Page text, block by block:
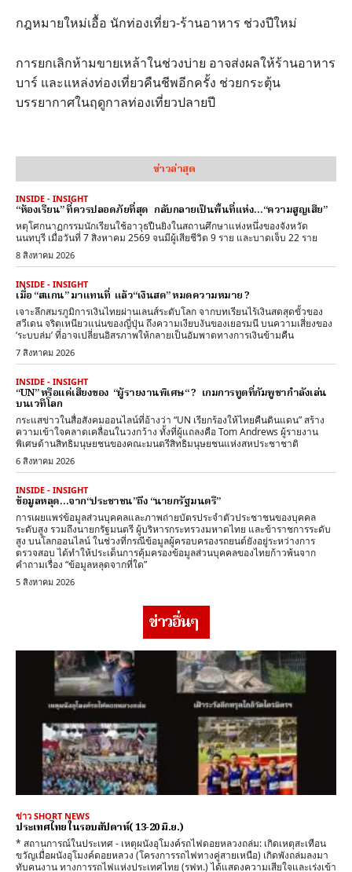
กฎหมายใหม่เอื้อ นักท่องเที่ยว-ร้านอาหาร ช่วงปีใหม่
การยกเลิกห้ามขายเหล้าในช่วงบ่าย อาจส่งผลให้ร้านอาหาร
บาร์ และแหล่งท่องเที่ยวคืนชีพอีกครั้ง ช่วยกระตุ้น
บรรยากาศในฤดูกาลท่องเที่ยวปลายปี
ข่าวล่าสุด
INSIDE - INSIGHT
“ห้องเรียน” ที่ควรปลอดภัยที่สุด กลับกลายเป็นพื้นที่แห่ง…“ความสูญเสีย”
หตุโศกนาฏกรรมนักเรียนใช้อาวุธปืนยิงในสถานศึกษาแห่งหนึ่งของจังหวัด
นนทบุรี เมื่อวันที่ 7 สิงหาคม 2569 จนมีผู้เสียชีวิต 9 ราย และบาดเจ็บ 22 ราย
8 สิงหาคม 2026
INSIDE - INSIGHT
เมื่อ “สแกน” มาแทนที่ แล้ว“เงินสด” หมดความหมาย ?
เจาะลึกสมรภูมิการเงินไทยผ่านเลนส์ระดับโลก จากบทเรียนไร้เงินสดสุดขั้วของ
สวีเดน จริตเหนียวแน่นของญี่ปุ่น ถึงความเงียบงันของเยอรมนี บนความเสี่ยงของ
‘ระบบล่ม’ ที่อาจเปลี่ยนอิสรภาพให้กลายเป็นอัมพาตทางการเงินข้ามคืน
7 สิงหาคม 2026
INSIDE - INSIGHT
“UN” หรือแค่เสียงของ “ผู้รายงานพิเศษ“ ? เกมการทูตที่กัมพูชากำลังเล่น
บนเวทีโลก
กระแสข่าวในสื่อสังคมออนไลน์ที่อ้างว่า “UN เรียกร้องให้ไทยคืนดินแดน” สร้าง
ความเข้าใจคลาดเคลื่อนในวงกว้าง ทั้งที่ผู้แถลงคือ Tom Andrews ผู้รายงาน
พิเศษด้านสิทธิมนุษยชนของคณะมนตรีสิทธิมนุษยชนแห่งสหประชาชาติ
6 สิงหาคม 2026
INSIDE - INSIGHT
ข้อมูลหลุด…จาก“ประชาชน”ถึง “นายกรัฐมนตรี”
การเผยแพร่ข้อมูลส่วนบุคคลและภาพถ่ายบัตรประจำตัวประชาชนของบุคคล
ระดับสูง รวมถึงนายกรัฐมนตรี ผู้บริหารกระทรวงมหาดไทย และข้าราชการระดับ
สูง บนโลกออนไลน์ ในช่วงที่กรณีข้อมูลผู้ครอบครองรถยนต์ยังอยู่ระหว่างการ
ตรวจสอบ ได้ทำให้ประเด็นการคุ้มครองข้อมูลส่วนบุคคลของไทยก้าวพ้นจาก
คำถามเรื่อง “ข้อมูลหลุดจากที่ใด”
5 สิงหาคม 2026
ข่าวอื่นๆ
ข่าว SHORT NEWS
ประเทศไทย ในรอบสัปดาห์( 13-20 มิ.ย.)
​* สถานการณ์ในประเทศ - ​เหตุผนังอุโมงค์รถไฟดอยหลวงถล่ม: เกิดเหตุสะเทือน
ขวัญเมื่อผนังอุโมงค์ดอยหลวง (โครงการรถไฟทางคู่สายเหนือ) เกิดพังถล่มลงมา
ทับคนงาน ทางการรถไฟแห่งประเทศไทย (รฟท.) ได้แสดงความเสียใจและเร่งเข้า